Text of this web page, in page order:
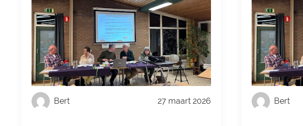
Bert 27 maart 2026 Bert